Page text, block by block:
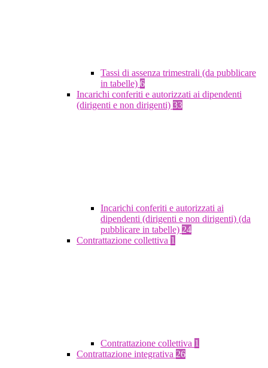
Tassi di assenza trimestrali (da pubblicare
in tabelle) 6
Incarichi conferiti e autorizzati ai dipendenti
(dirigenti e non dirigenti) 33
Incarichi conferiti e autorizzati ai
dipendenti (dirigenti e non dirigenti) (da
pubblicare in tabelle) 24
Contrattazione collettiva 1
Contrattazione collettiva 1
Contrattazione integrativa 26